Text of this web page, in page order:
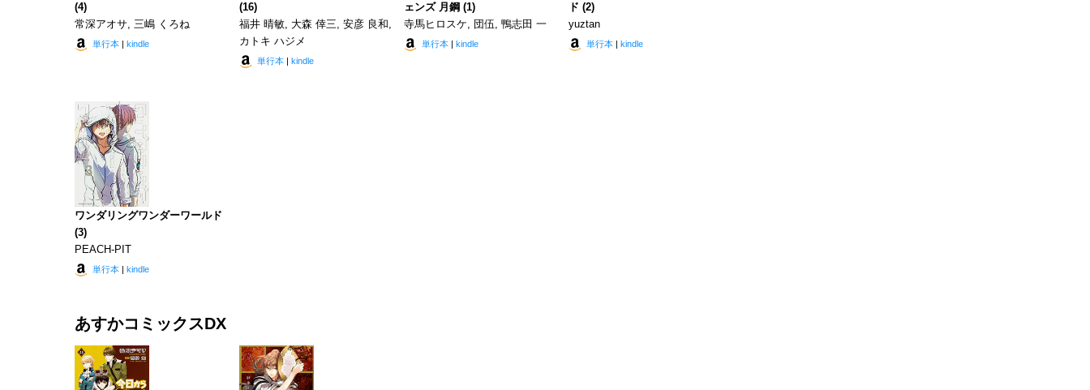
(4)
常深アオサ, 三嶋 くろね
単行本 kindle
(16)
福井 晴敏, 大森 倖三, 安彦 良和,
カトキ ハジメ
単行本 kindle
ェンズ 月鋼 (1)
寺馬ヒロスケ, 団伍, 鴨志田 一
単行本 kindle
ド (2)
yuztan
単行本 kindle
ワンダリングワンダーワールド
(3)
PEACH-PIT
単行本 kindle
あすかコミックスDX